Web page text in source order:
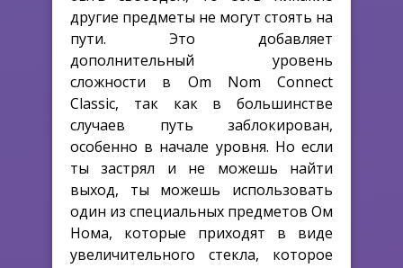
другие предметы не могут стоять на
пути. Это добавляет
дополнительный уровень
сложности в Om Nom Connect
Classic, так как в большинстве
случаев путь заблокирован,
особенно в начале уровня. Но если
ты застрял и не можешь найти
выход, ты можешь использовать
один из специальных предметов Ом
Нома, которые приходят в виде
увеличительного стекла, которое